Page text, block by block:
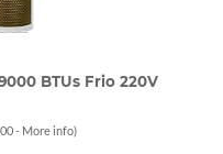
BTUs Frio 220V
- More info)